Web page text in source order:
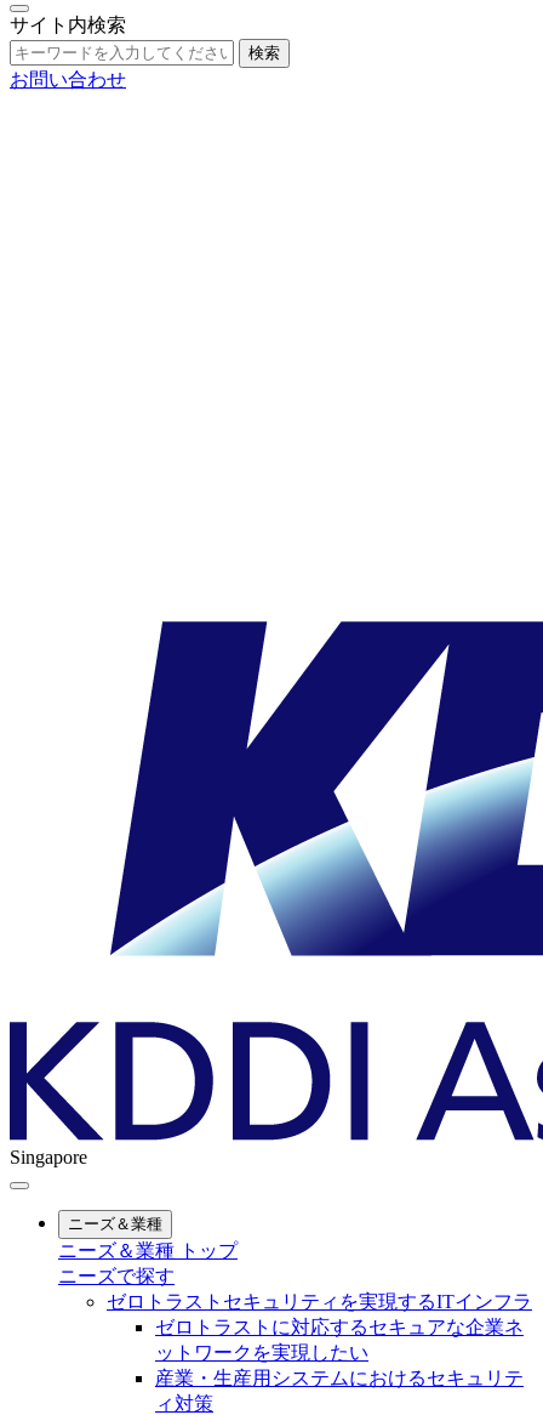
サイト内検索
検索
お問い合わせ
Singapore
ニーズ＆業種
ニーズ＆業種 トップ
ニーズで探す
ゼロトラストセキュリティを実現するITインフラ
ゼロトラストに対応するセキュアな企業ネ
ットワークを実現したい
産業・生産用システムにおけるセキュリテ
ィ対策